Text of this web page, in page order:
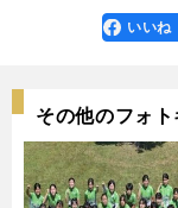
faceboo
k
いいね
その他のフォ